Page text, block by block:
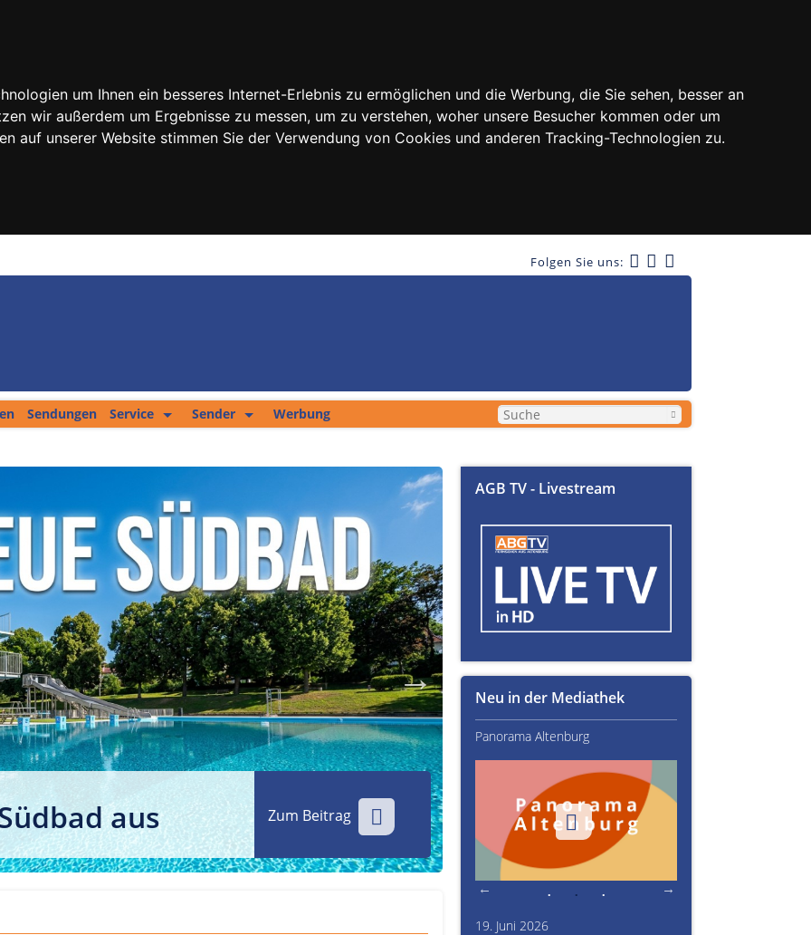
um Ihnen ein besseres Internet-Erlebnis zu ermöglichen und die Werbung, die Sie sehen, besser an
wir außerdem um Ergebnisse zu messen, um zu verstehen, woher unsere Besucher kommen oder um
auf unserer Website stimmen Sie der Verwendung von Cookies und anderen Tracking-Technologien zu.
Folgen Sie uns:
Sendungen
Service
Fitness Tipp
Filmproduktion
Private Kleinanzeigen
Sender
Unser Team
Werbung
aus Zum Beitrag Über Text-Fails,
den Prinzenraub
AGB TV - Livestream
Neu in der Mediathek
Kultur im Altenburger Land Thüringen.TV Panorama Altenburg
19. Juni 2026